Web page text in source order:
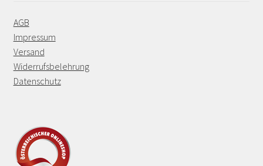
AGB
Impressum
Versand
Widerrufsbelehrung
Datenschutz